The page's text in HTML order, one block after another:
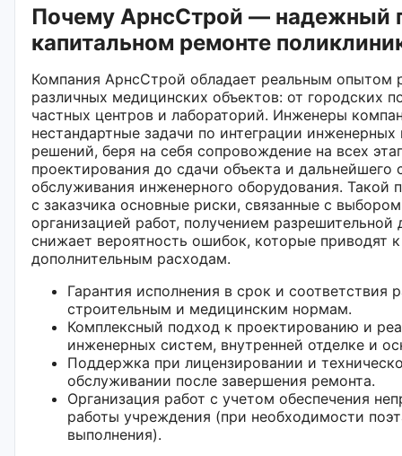
Почему АрнсСтрой — надежный
капитальном ремонте
Компания АрнсСтрой обладает реальным опытом
различных медицинских объектов: от городских
частных центров и лабораторий. Инженеры
нестандартные задачи по интеграции инженерных
решений, беря на себя сопровождение на всех
проектирования до сдачи объекта и дальнейшего
обслуживания инженерного оборудования. Такой
с заказчика основные риски, связанные с
организацией работ, получением разрешительной
снижает вероятность ошибок, которые приводят
дополнительным расходам.
Гарантия исполнения в срок и соответствия
строительным и медицинским нормам.
Комплексный подход к проектированию и
инженерных систем, внутренней отделке и
Поддержка при лицензировании и
обслуживании после завершения ремонта.
Организация работ с учетом обеспечения
работы учреждения (при необходимости
выполнения).